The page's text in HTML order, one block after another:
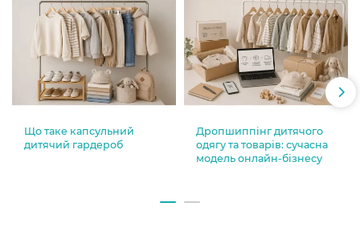
Що таке капсульний
дитячий гардероб
Дропшиппінг дитячого
одягу та товарів: сучасна
модель онлайн-бізнесу